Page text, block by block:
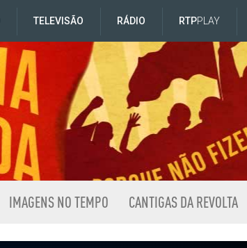
TELEVISÃO RÁDIO RTPPLAY
IMAGENS NO TEMPO CANTIGAS DA REVOLTA